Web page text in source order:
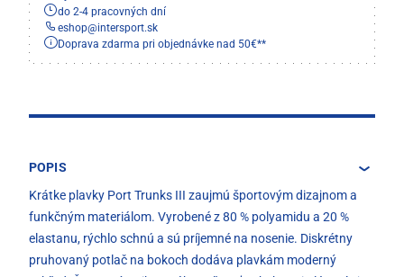
do 2-4 pracovných dní
eshop@intersport.sk
Doprava zdarma pri objednávke nad 50€**
POPIS
Krátke plavky Port Trunks III zaujmú športovým dizajnom a
funkčným materiálom. Vyrobené z 80 % polyamidu a 20 %
elastanu, rýchlo schnú a sú príjemné na nosenie. Diskrétny
pruhovaný potlač na bokoch dodáva plavkám moderný